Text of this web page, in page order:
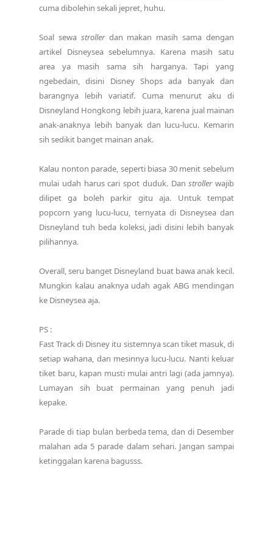
cuma dibolehin sekali jepret, huhu.
Soal sewa strollerdan makan masih sama dengan
artikel Disneysea sebelumnya. Karena masih satu
area ya masih sama sih harganya. Tapi yang
ngebedain, disini Disney Shops ada banyak dan
barangnya lebih variatif. Cuma menurut aku di
Disneyland Hongkong lebih juara, karena jual mainan
anak-anaknya lebih banyak dan lucu-lucu. Kemarin
sih sedikit banget mainan anak.
Kalau nonton parade, seperti biasa 30 menit sebelum
mulai udah harus cari spot duduk. Danstrollerwajib
dilipet ga boleh parkir gitu aja. Untuk tempat
popcorn yang lucu-lucu, ternyata di Disneysea dan
Disneyland tuh beda koleksi, jadi disini lebih banyak
pilihannya.
Overall, seru banget Disneyland buat bawa anak kecil.
Mungkin kalau anaknya udah agak ABG mendingan
ke Disneysea aja.
PS :
Fast Track di Disney itu sistemnya scan tiket masuk, di
setiap wahana, dan mesinnya lucu-lucu. Nanti keluar
tiket baru, kapan musti mulai antri lagi (ada jamnya).
Lumayan sih buat permainan yang penuh jadi
kepake.
Parade di tiap bulan berbeda tema, dan di Desember
malahan ada 5 parade dalam sehari. Jangan sampai
ketinggalan karena bagusss.